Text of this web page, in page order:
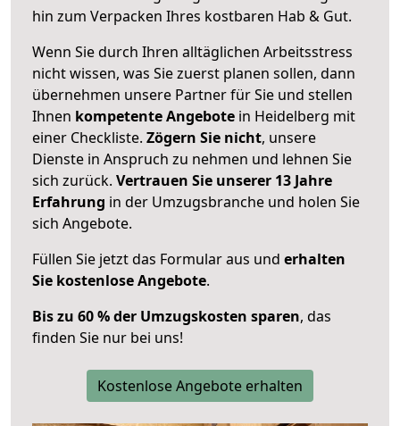
hin zum Verpacken Ihres kostbaren Hab & Gut.
Wenn Sie durch Ihren alltäglichen Arbeitsstress
nicht wissen, was Sie zuerst planen sollen, dann
übernehmen unsere Partner für Sie und stellen
Ihnen kompetente Angebote in Heidelberg mit
einer Checkliste. Zögern Sie nicht, unsere
Dienste in Anspruch zu nehmen und lehnen Sie
sich zurück. Vertrauen Sie unserer 13 Jahre
Erfahrung in der Umzugsbranche und holen Sie
sich Angebote.
Füllen Sie jetzt das Formular aus und erhalten
Sie kostenlose Angebote.
Bis zu 60 % der Umzugskosten sparen, das
finden Sie nur bei uns!
Kostenlose Angebote erhalten